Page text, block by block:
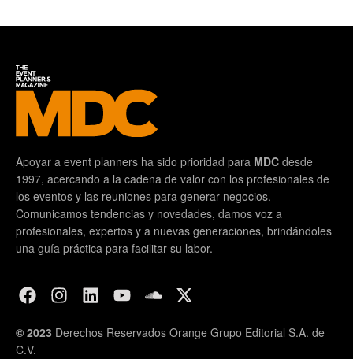
Apoyar a event planners ha sido prioridad para MDC desde
1997, acercando a la cadena de valor con los profesionales de
los eventos y las reuniones para generar negocios.
Comunicamos tendencias y novedades, damos voz a
profesionales, expertos y a nuevas generaciones, brindándoles
una guía práctica para facilitar su labor.
© 2023 Derechos Reservados Orange Grupo Editorial S.A. de
C.V.